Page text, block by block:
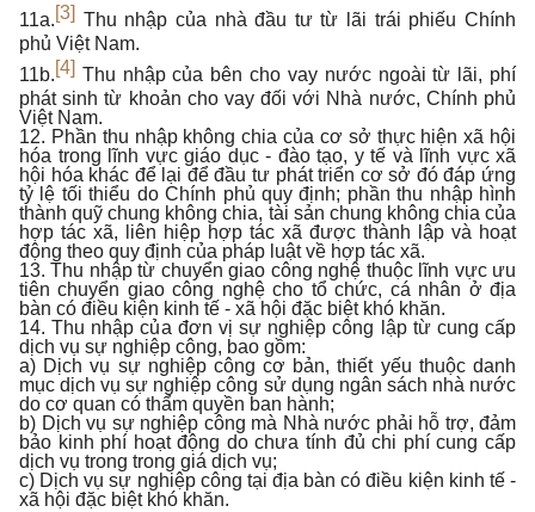
11a.[3] Thu nhập của nhà đầu tư từ lãi trái phiếu Chính
phủ Việt Nam.
11b.[4] Thu nhập của bên cho vay nước ngoài từ lãi, phí
phát sinh từ khoản cho vay đối với Nhà nước, Chính phủ
Việt Nam.
12. Phần thu nhập không chia của cơ sở thực hiện xã hội
hóa trong lĩnh vực giáo dục - đào tạo, y tế và lĩnh vực xã
hội hóa khác để lại để đầu tư phát triển cơ sở đó đáp ứng
tỷ lệ tối thiểu do Chính phủ quy định; phần thu nhập hình
thành quỹ chung không chia, tài sản chung không chia của
hợp tác xã, liên hiệp hợp tác xã được thành lập và hoạt
động theo quy định của pháp luật về hợp tác xã.
13. Thu nhập từ chuyển giao công nghệ thuộc lĩnh vực ưu
tiên chuyển giao công nghệ cho tổ chức, cá nhân ở địa
bàn có điều kiện kinh tế - xã hội đặc biệt khó khăn.
14. Thu nhập của đơn vị sự nghiệp công lập từ cung cấp
dịch vụ sự nghiệp công, bao gồm:
a) Dịch vụ sự nghiệp công cơ bản, thiết yếu thuộc danh
mục dịch vụ sự nghiệp công sử dụng ngân sách nhà nước
do cơ quan có thẩm quyền ban hành;
b) Dịch vụ sự nghiệp công mà Nhà nước phải hỗ trợ, đảm
bảo kinh phí hoạt động do chưa tính đủ chi phí cung cấp
dịch vụ trong trong giá dịch vụ;
c) Dịch vụ sự nghiệp công tại địa bàn có điều kiện kinh tế -
xã hội đặc biệt khó khăn.